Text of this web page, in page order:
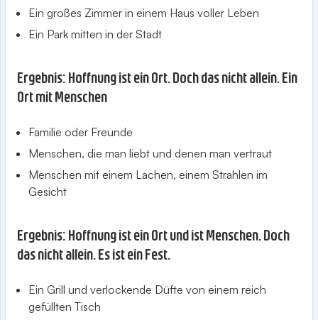
Ein großes Zimmer in einem Haus voller Leben
Ein Park mitten in der Stadt
Ergebnis: Hoffnung ist ein Ort. Doch das nicht allein. Ein
Ort mit Menschen
Familie oder Freunde
Menschen, die man liebt und denen man vertraut
Menschen mit einem Lachen, einem Strahlen im
Gesicht
Ergebnis: Hoffnung ist ein Ort und ist Menschen. Doch
das nicht allein. Es ist ein Fest.
Ein Grill und verlockende Düfte von einem reich
gefüllten Tisch